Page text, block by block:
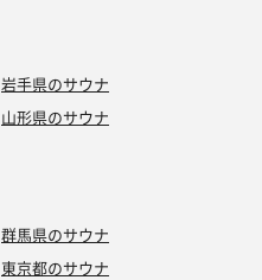
岩手県のサウナ
山形県のサウナ
群馬県のサウナ
東京都のサウナ